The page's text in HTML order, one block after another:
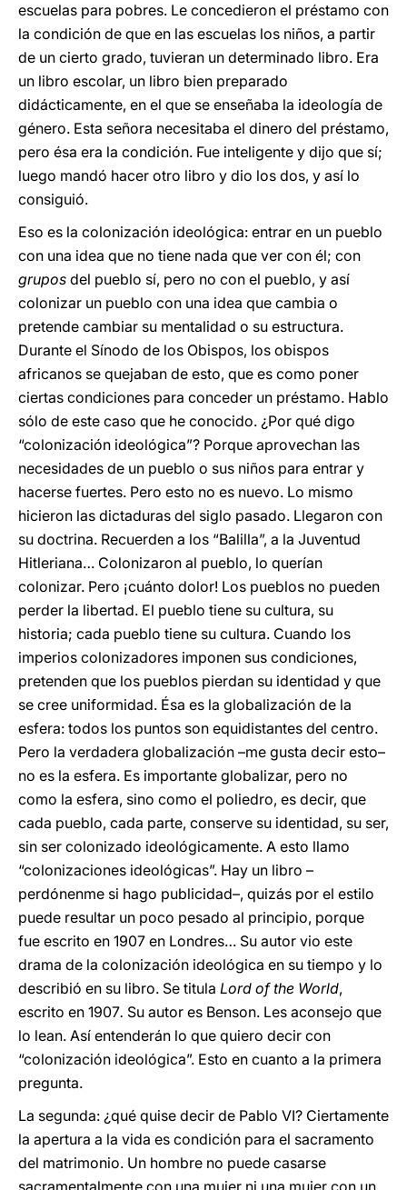
escuelas para pobres. Le concedieron el préstamo con
la condición de que en las escuelas los niños, a partir
de un cierto grado, tuvieran un determinado libro. Era
un libro escolar, un libro bien preparado
didácticamente, en el que se enseñaba la ideología de
género. Esta señora necesitaba el dinero del préstamo,
pero ésa era la condición. Fue inteligente y dijo que sí;
luego mandó hacer otro libro y dio los dos, y así lo
consiguió.
Eso es la colonización ideológica: entrar en un pueblo
con una idea que no tiene nada que ver con él; con
grupos del pueblo sí, pero no con el pueblo, y así
colonizar un pueblo con una idea que cambia o
pretende cambiar su mentalidad o su estructura.
Durante el Sínodo de los Obispos, los obispos
africanos se quejaban de esto, que es como poner
ciertas condiciones para conceder un préstamo. Hablo
sólo de este caso que he conocido. ¿Por qué digo
“colonización ideológica”? Porque aprovechan las
necesidades de un pueblo o sus niños para entrar y
hacerse fuertes. Pero esto no es nuevo. Lo mismo
hicieron las dictaduras del siglo pasado. Llegaron con
su doctrina. Recuerden a los “Balilla”, a la Juventud
Hitleriana… Colonizaron al pueblo, lo querían
colonizar. Pero ¡cuánto dolor! Los pueblos no pueden
perder la libertad. El pueblo tiene su cultura, su
historia; cada pueblo tiene su cultura. Cuando los
imperios colonizadores imponen sus condiciones,
pretenden que los pueblos pierdan su identidad y que
se cree uniformidad. Ésa es la globalización de la
esfera: todos los puntos son equidistantes del centro.
Pero la verdadera globalización –me gusta decir esto–
no es la esfera. Es importante globalizar, pero no
como la esfera, sino como el poliedro, es decir, que
cada pueblo, cada parte, conserve su identidad, su ser,
sin ser colonizado ideológicamente. A esto llamo
“colonizaciones ideológicas”. Hay un libro –
perdónenme si hago publicidad–, quizás por el estilo
puede resultar un poco pesado al principio, porque
fue escrito en 1907 en Londres… Su autor vio este
drama de la colonización ideológica en su tiempo y lo
describió en su libro. Se titula Lord of the World,
escrito en 1907. Su autor es Benson. Les aconsejo que
lo lean. Así entenderán lo que quiero decir con
“colonización ideológica”. Esto en cuanto a la primera
pregunta.
La segunda: ¿qué quise decir de Pablo VI? Ciertamente
la apertura a la vida es condición para el sacramento
del matrimonio. Un hombre no puede casarse
sacramentalmente con una mujer ni una mujer con un